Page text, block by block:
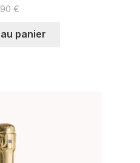
€
panier